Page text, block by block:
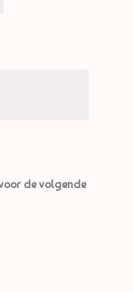
de volgende